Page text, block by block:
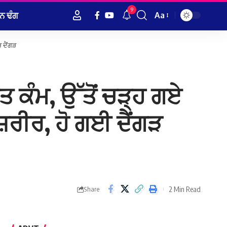
ਢੰਗ 9
Font
Aa
ਦੈਂਗੜ
ਕੰਮ, ਉੱਤੋਂ ਚੜ੍ਹ ਗਏ
ਹੋ ਗਈ ਦੈਂਗੜ
Share 2 Min Read